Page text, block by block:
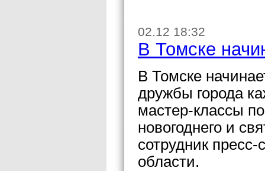
02.12 18:32
В Томске
В Томске
дружбы города
мастер-классы
новогоднего и
сотрудник
области.